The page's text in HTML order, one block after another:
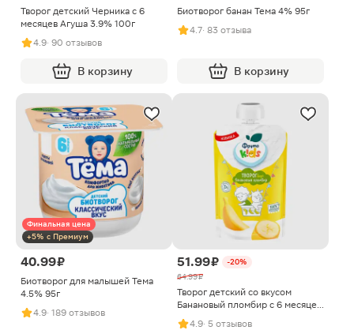
Творог детский Черника с 6
месяцев Агуша 3.9% 100г
4.9· 90 отзывов
В корзину
Биотворог банан Тема 4% 95г
4.7· 83 отзыва
В корзину
Финальная цена
+5% с Премиум
40.99 ₽
Биотворог для малышей Тема
4.5% 95г
4.9· 189 отзывов
51.99 ₽
-20%
64.99 ₽
Творог детский со вкусом
Банановый пломбир с 6 месяцев
Фрутоkids 4.2% 90г
4.9· 5 отзывов